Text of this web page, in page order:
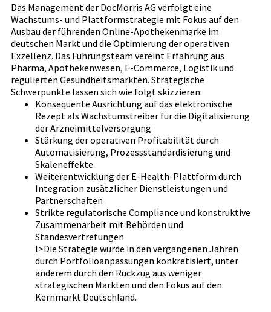
Das Management der DocMorris AG verfolgt eine
Wachstums- und Plattformstrategie mit Fokus auf den
Ausbau der führenden Online-Apothekenmarke im
deutschen Markt und die Optimierung der operativen
Exzellenz. Das Führungsteam vereint Erfahrung aus
Pharma, Apothekenwesen, E-Commerce, Logistik und
regulierten Gesundheitsmärkten. Strategische
Schwerpunkte lassen sich wie folgt skizzieren:
Konsequente Ausrichtung auf das elektronische
Rezept als Wachstumstreiber für die Digitalisierung
der Arzneimittelversorgung
Stärkung der operativen Profitabilität durch
Automatisierung, Prozessstandardisierung und
Skaleneffekte
Weiterentwicklung der E-Health-Plattform durch
Integration zusätzlicher Dienstleistungen und
Partnerschaften
Strikte regulatorische Compliance und konstruktive
Zusammenarbeit mit Behörden und
Standesvertretungen
l>Die Strategie wurde in den vergangenen Jahren
durch Portfolioanpassungen konkretisiert, unter
anderem durch den Rückzug aus weniger
strategischen Märkten und den Fokus auf den
Kernmarkt Deutschland.